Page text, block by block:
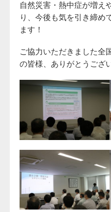
自然災害・熱中症が増え
り、今後も気を引き締め
ます！
ご協力いただきました全
の皆様、ありがとうござ